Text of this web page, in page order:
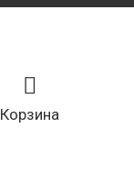
Корзина